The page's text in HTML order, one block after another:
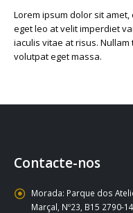
Lorem ipsum dolor sit
eget leo at velit imperdiet
iaculis vitae at risus.
volutpat eget massa.
Contacte-nos
Morada: Parque dos
Marçal, Nº23, B15 2790-